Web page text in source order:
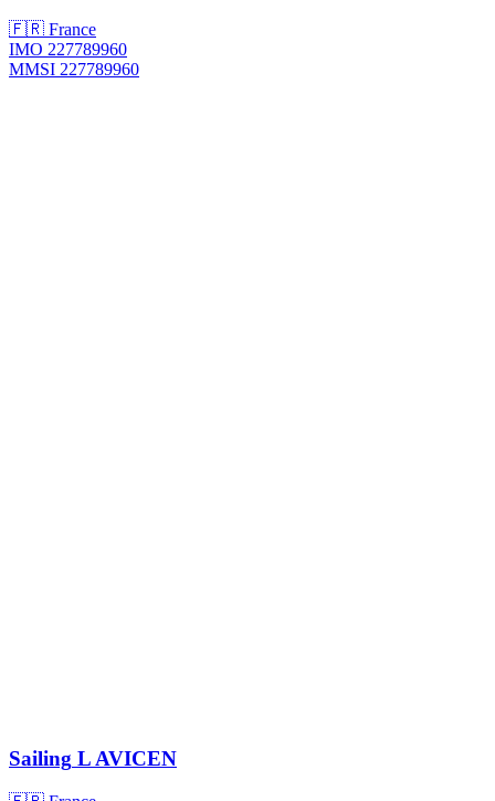
🇫🇷 France
IMO 227789960
MMSI 227789960
Sailing L AVICEN